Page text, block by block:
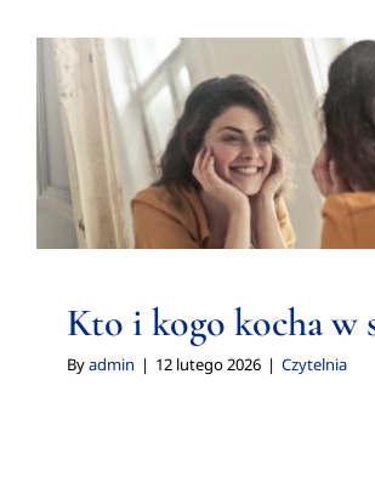
Kto i kogo kocha w
Czytelnia
Kto i kogo kocha w
Byadmin | 12 lutego 2026 | Czytelnia